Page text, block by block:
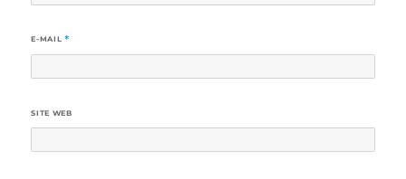
E-MAIL *
SITE WEB